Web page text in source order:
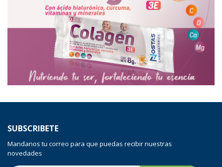
SUBSCRIBETE
Mandanos tu correo para que puedas recibir nuestras
novedades